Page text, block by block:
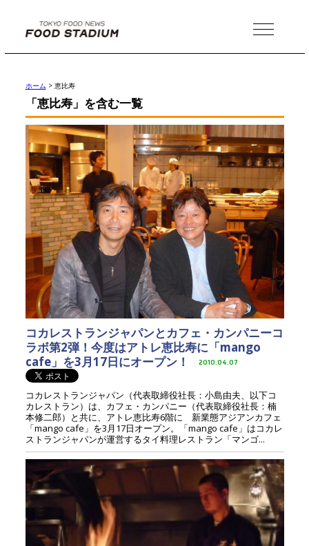
MENU
ホーム > 恵比寿
「恵比寿」を含む一覧
コカレストランジャパンとカフェ・カンパニーコ
ラボ第2弾！今度はアトレ恵比寿に「mango
cafe」を3月17日にオープン！
2010.04.07
コカレストランジャパン（代表取締役社長：小島由夫、以下コ
カレストラン）は、カフェ・カンパニー（代表取締役社長：楠
本修二郎）と共に、アトレ恵比寿6階に 新業態アジアンカフェ
「mango cafe」を3月17日オープン。「mango cafe」はコカレ
ストランジャパンが運営するタイ料理レストラン「マンゴ...